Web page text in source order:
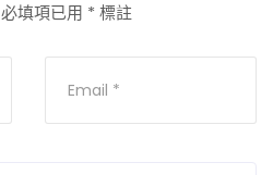
必填項已用 * 標註